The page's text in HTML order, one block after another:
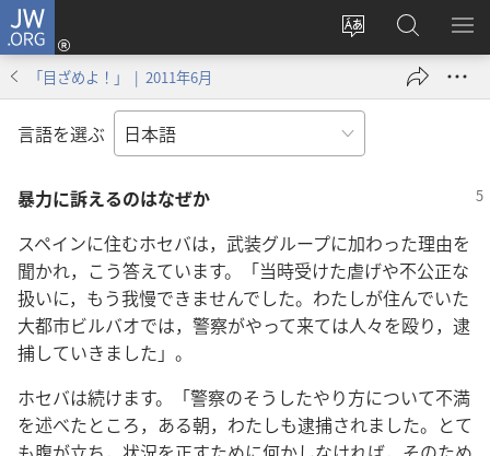
JW.ORG
サ
ト
の
言
変
え
る
ロ
グ
ン
し
ブ
で
開
く）
JW.ORG
の
検
メ
を
「目ざめよ！」 | 2011年6月
言語を選ぶ
暴力に訴えるのはなぜか
スペインに住むホセバは，武装グループに加わった理由を
聞かれ，こう答えています。「当時受けた虐げや不公正な
扱いに，もう我慢できませんでした。わたしが住んでいた
大都市ビルバオでは，警察がやって来ては人々を殴り，逮
捕していきました」。
ホセバは続けます。「警察のそうしたやり方について不満
を述べたところ，ある朝，わたしも逮捕されました。とて